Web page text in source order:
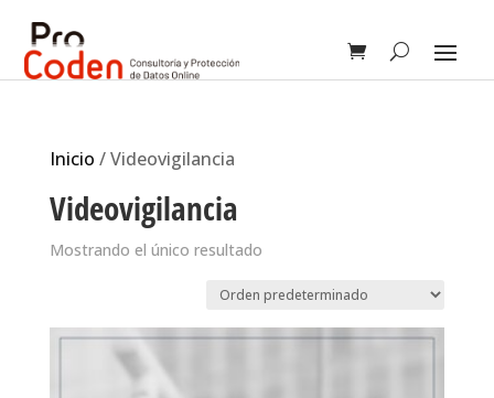
Inicio / Videovigilancia
Videovigilancia
Mostrando el único resultado